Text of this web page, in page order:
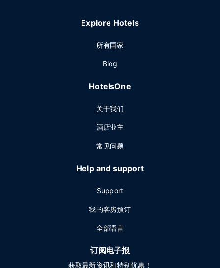
Explore Hotels
所有国家
Blog
HotelsOne
关于我们
酒店业主
常见问题
Help and support
Support
我的客房预订
全部语言
订阅电子报
获取最新资讯和特别优惠！